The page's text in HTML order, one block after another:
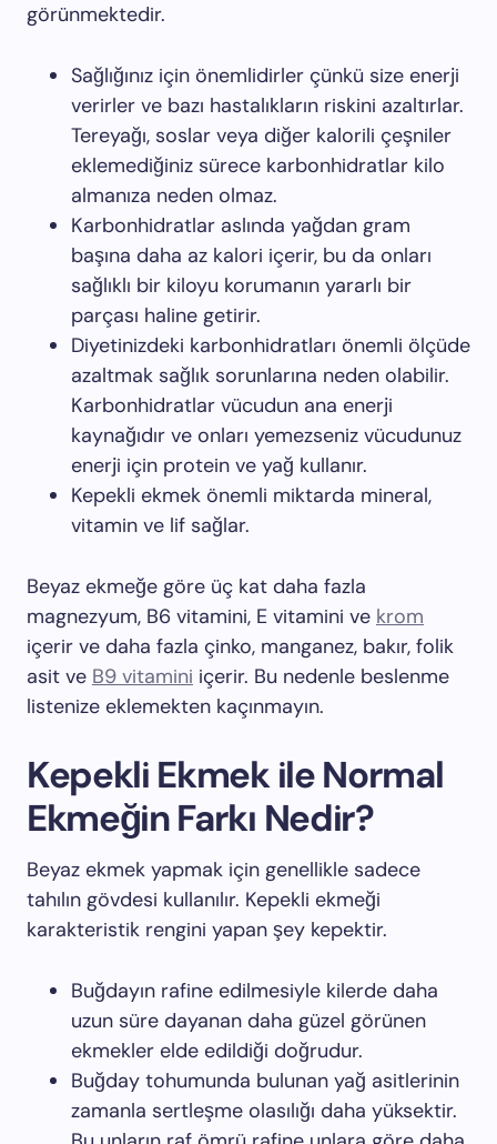
görünmektedir.
Sağlığınız için önemlidirler çünkü size enerji
verirler ve bazı hastalıkların riskini azaltırlar.
Tereyağı, soslar veya diğer kalorili çeşniler
eklemediğiniz sürece karbonhidratlar kilo
almanıza neden olmaz.
Karbonhidratlar aslında yağdan gram
başına daha az kalori içerir, bu da onları
sağlıklı bir kiloyu korumanın yararlı bir
parçası haline getirir.
Diyetinizdeki karbonhidratları önemli ölçüde
azaltmak sağlık sorunlarına neden olabilir.
Karbonhidratlar vücudun ana enerji
kaynağıdır ve onları yemezseniz vücudunuz
enerji için protein ve yağ kullanır.
Kepekli ekmek önemli miktarda mineral,
vitamin ve lif sağlar.
Beyaz ekmeğe göre üç kat daha fazla
magnezyum, B6 vitamini, E vitamini ve krom
içerir ve daha fazla çinko, manganez, bakır, folik
asit ve B9 vitamini içerir. Bu nedenle beslenme
listenize eklemekten kaçınmayın.
Kepekli Ekmek ile Normal
Ekmeğin Farkı Nedir?
Beyaz ekmek yapmak için genellikle sadece
tahılın gövdesi kullanılır. Kepekli ekmeği
karakteristik rengini yapan şey kepektir.
Buğdayın rafine edilmesiyle kilerde daha
uzun süre dayanan daha güzel görünen
ekmekler elde edildiği doğrudur.
Buğday tohumunda bulunan yağ asitlerinin
zamanla sertleşme olasılığı daha yüksektir.